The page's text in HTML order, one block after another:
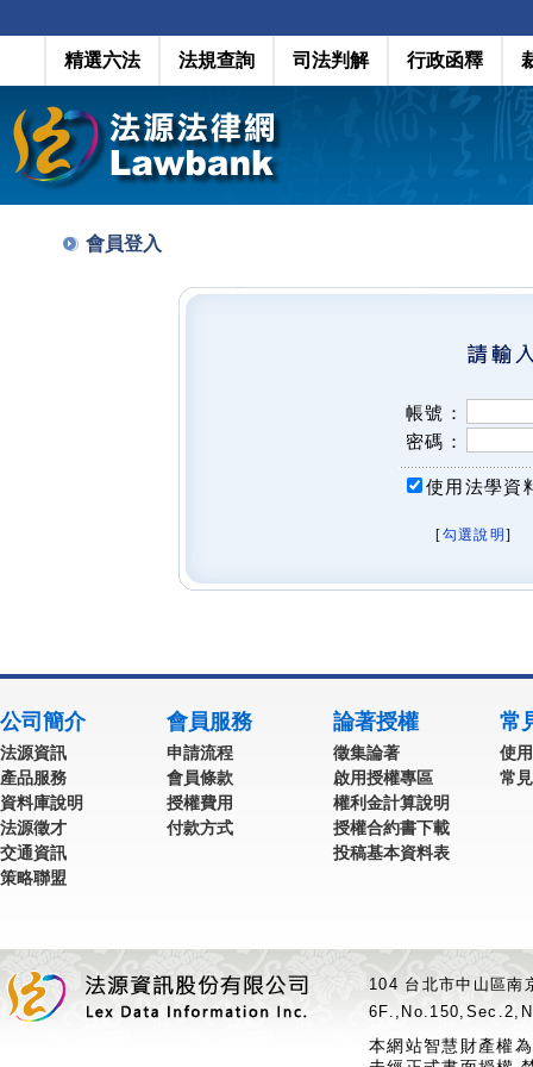
精選六法 法規查詢 司法判解 行政函釋
會員登入
帳號：
密碼：
使用法學資
[勾選說明 ]
公司簡介
法源資訊
產品服務
資料庫說明
法源徵才
交通資訊
策略聯盟
會員服務
申請流程
會員條款
授權費用
付款方式
論著授權
徵集論著
啟用授權專區
權利金計算說明
授權合約書下載
投稿基本資料表
常
使
常
104 台北市中山區
本網站智慧財產權